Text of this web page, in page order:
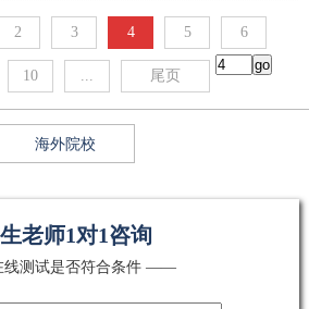
海外院校
老师1对1咨询
测试是否符合条件 ——
2 3 4 5 6
10 ... 尾页